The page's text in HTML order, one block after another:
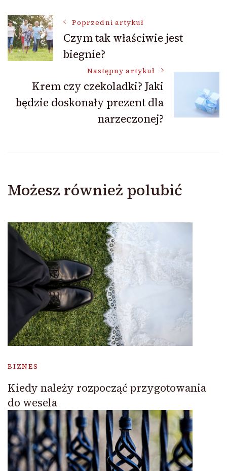
Nawigacja
wpisu
Poprzedni artykuł
Czym tak właściwie jest
biegnie?
Następny artykuł
Krem czy czekoladki? Jaki
będzie doskonały prezent dla
narzeczonej?
Możesz również polubić
BIZNES
Kiedy należy rozpocząć przygotowania
do wesela